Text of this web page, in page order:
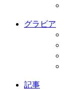
グラビア
記事